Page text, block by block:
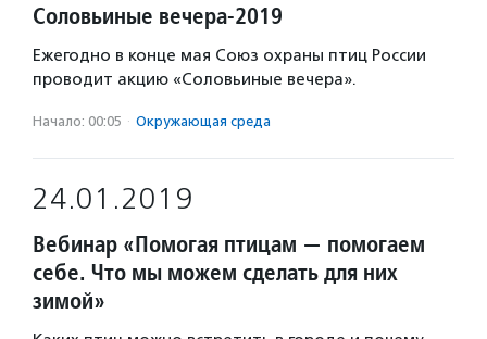
Соловьиные вечера-2019
Ежегодно в конце мая Союз охраны птиц России
проводит акцию «Соловьиные вечера».
Начало: 00:05 · Окружающая среда
24.01.2019
Вебинар «Помогая птицам — помогаем
себе. Что мы можем сделать для них
зимой»